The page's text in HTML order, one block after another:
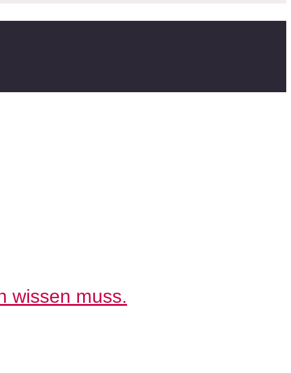
wissen muss.